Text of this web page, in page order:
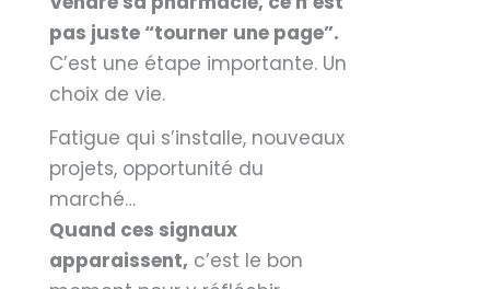
pas juste “tourner une page”.
C’est une étape importante. Un
choix de vie.
Fatigue qui s’installe, nouveaux
projets, opportunité du
marché…
Quand ces signaux
apparaissent, c’est le bon